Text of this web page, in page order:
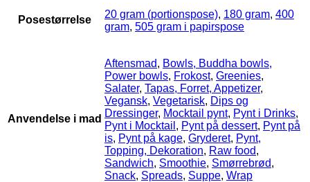
Posestørrelse 20 gram (portionspose), 180 gram, 400
gram, 505 gram i papirspose
Anvendelse i mad
Aftensmad, Bowls, Buddha bowls,
Power bowls, Frokost, Greenies,
Salater, Tapas, Forret, Appetizer,
Vegansk, Vegetarisk, Dips og
Dressinger, Mocktail pynt, Pynt i Drinks,
Pynt i Mocktail , Pynt på dessert, Pynt på
is, Pynt på kage, Gryderet, Pynt,
Topping, Dekoration, Raw food,
Sandwich, Smoothie, Smørrebrød,
Snack, Spreads, Suppe, Wrap